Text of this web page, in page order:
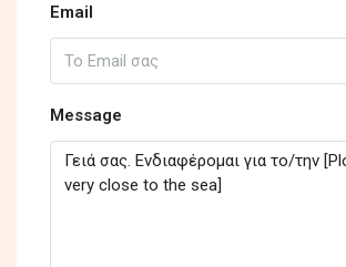
Email
Message